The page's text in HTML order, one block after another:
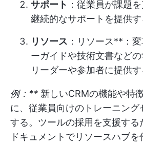
サポート ：従業員が課題
継続的なサポートを提供す
リソース ：リソース**：
ーガイドや技術文書などの
リーダーや参加者に提供す
例：** 新しいCRMの機能や特
に、従業員向けのトレーニング
する。ツールの採用を支援する
ドキュメントでリソースハブを